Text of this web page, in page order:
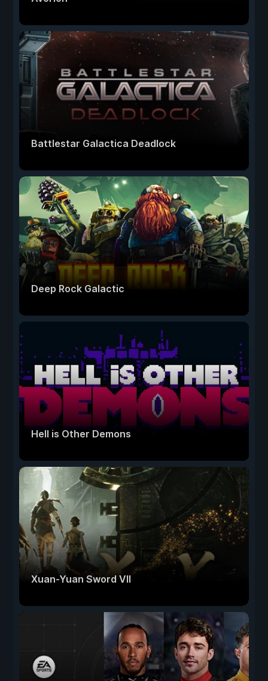
Battlestar Galactica Deadlock
Deep Rock Galactic
Hell is Other Demons
Xuan-Yuan Sword VII